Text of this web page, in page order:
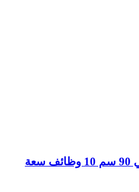
فرن البا غاز بلت ان إيطالي 90 سم 10 وظائف سعة